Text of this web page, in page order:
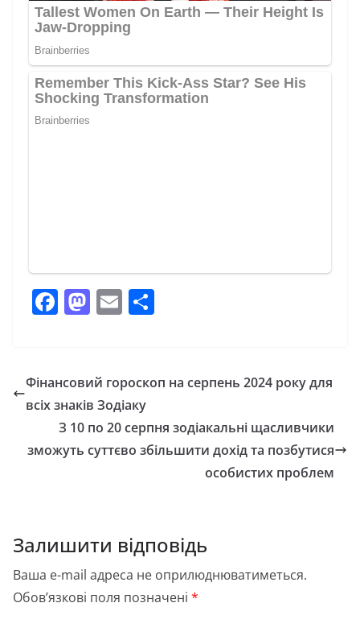
F
e
b
o
o
M
o
d
o
n
E
l л
т
и
Фінансовий гороскоп на серпень 2024 року для
всіх знаків Зодіаку
З 10 по 20 серпня зодіакальні щасливчики
зможуть суттєво збільшити дохід та позбутися
особистих проблем
Залишити відповідь
Ваша e-mail адреса не оприлюднюватиметься.
Обов’язкові поля позначені *